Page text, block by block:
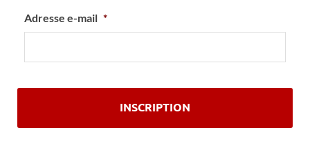
Adresse e-mail *